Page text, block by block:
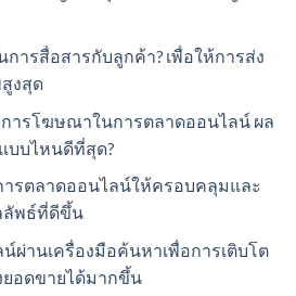
ารสื่อสารกับลูกค้า? เพื่อให้การส่ง
งสุด
รโฆษณาในการตลาดออนไลน์ ผล
บบไหนดีที่สุด?
รตลาดออนไลน์ให้ครอบคลุมและ
ลัพธ์ที่ดีขึ้น
ผ่านเครื่องมือค้นหาเพื่อการเติบโต
อดขายได้มากขึ้น